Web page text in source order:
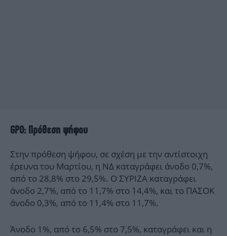
GPO: Πρόθεση ψήφου
Στην πρόθεση ψήφου, σε σχέση με την αντίστοιχη
έρευνα του Μαρτίου, η ΝΔ καταγράφει άνοδο 0,7%,
από το 28,8% στο 29,5%. Ο ΣΥΡΙΖΑ καταγράφει
άνοδο 2,7%, από το 11,7% στο 14,4%, και το ΠΑΣΟΚ
άνοδο 0,3%, από το 11,4% στο 11,7%.
Άνοδο 1%, από το 6,5% στο 7,5%, καταγράφει και η